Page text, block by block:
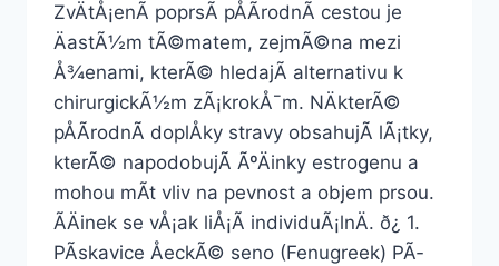
ZvÄtÅ¡enÃ­ poprsÃ­ pÅÃ­rodnÃ­ cestou je
ÄastÃ½m tÃ©matem, zejmÃ©na mezi
Å¾enami, kterÃ© hledajÃ­ alternativu k
chirurgickÃ½m zÃ¡krokÅ¯m. NÄkterÃ©
pÅÃ­rodnÃ­ doplÅky stravy obsahujÃ­ lÃ¡tky,
kterÃ© napodobujÃ­ ÃºÄinky estrogenu a
mohou mÃ­t vliv na pevnost a objem prsou.
ÃÄinek se vÅ¡ak liÅ¡Ã­ individuÃ¡lnÄ. ð¿ 1.
PÃ­skavice ÅeckÃ© seno (Fenugreek) PÃ­